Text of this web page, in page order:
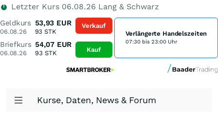
Letzter Kurs 06.08.26 Lang & Schwarz
Geldkurs
06.08.26
53,93 EUR
93 STK
Briefkurs
06.08.26
54,07 EUR
93 STK
Verkauf
Kauf
Verlängerte Handelszeiten
07:30 bis 23:00 Uhr
Kurse, Daten, News & Forum